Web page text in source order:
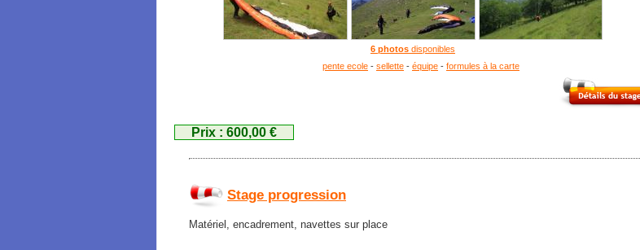
6 photos disponibles
pente ecole - sellette - équipe - formules à la carte
Prix : 600,00 €
Stage progression
Matériel, encadrement, navettes sur place